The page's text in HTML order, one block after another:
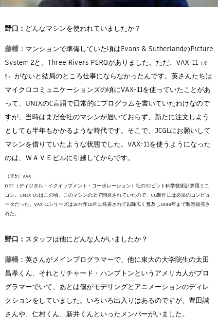
野口： どんなマシンを使われていましたか？
藤幡： マンションで準備していた頃はEvans & SutherlandのPicture
System 2と、Three Rivers PERQがありました。ただ、VAX-11
がないと結局のところ仕事にならなかったんです。英さんたちは
マイクロコミュニケーションズの頃にVAX-11を使っていたことがあ
って、UNIXのC言語で日常的にプログラムを書いていたわけなので
すが、当時はまだ会社のマシンが届いておらず、新たに注文しよう
としても半年もかかるような時代です。そこで、JCGLにお願いして
マシンを借りていたような状態でした。VAX-11を使うようになった
のは、ＷＡＶＥビルに引越してからです。
VAX
DEC（ディジタル・イクイップメント・コーポレーション）社の32ビット科学技術計算用ミニ
コン。UNIX OSはこの頃、このマシンの上で開発されていたので、CG製作には必須のコンピュ
ータだった。VAX-11シリーズは1977年10月に発表されて以降広く普及し1988年まで製造販売さ
れた。
野口： スタッフは他にどんな人がいましたか？
藤幡： 英さんがメインプログラマーで、他に東大の大学院生の太田
昌孝くん、それとリチャード・ハンプトンというアメリカ人がプロ
グラマーでいて、あとは僕がモデリングとアニメーションのディレ
クションをしていました。いろいろ出入りはあるのですが、豊田誠
さんや、仁村くん、新井くんといったメンバーがいました。